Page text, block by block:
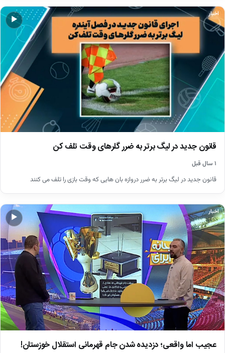
▶
اخبار
قانون جدید در لیگ برتر به ضرر گلرهای وقت تلف کن
۱ سال قبل
قانون جدید در لیگ برتر به ضرر دروازه بان هایی که وقت بازی را تلف می کنند
▶
اخبار
عجیب اما واقعی؛ دزدیده شدن جام قهرمانی استقلال خوزستان!